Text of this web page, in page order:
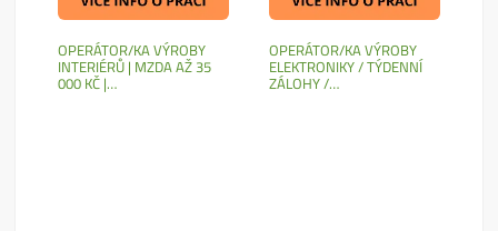
OPERÁTOR/KA VÝROBY
INTERIÉRŮ | MZDA AŽ 35
000 KČ |…
OPERÁTOR/KA VÝROBY
ELEKTRONIKY / TÝDENNÍ
ZÁLOHY /…